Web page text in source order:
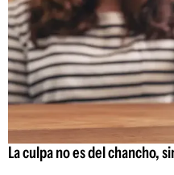
La culpa no es del chancho,